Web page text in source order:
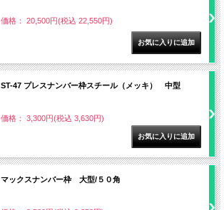
価格： 20,500円(税込 22,550円)
ST-47 プレスナンバー枠スチール（メッキ） 中型
価格： 3,300円(税込 3,630円)
マックスナンバー枠 大型/５０角